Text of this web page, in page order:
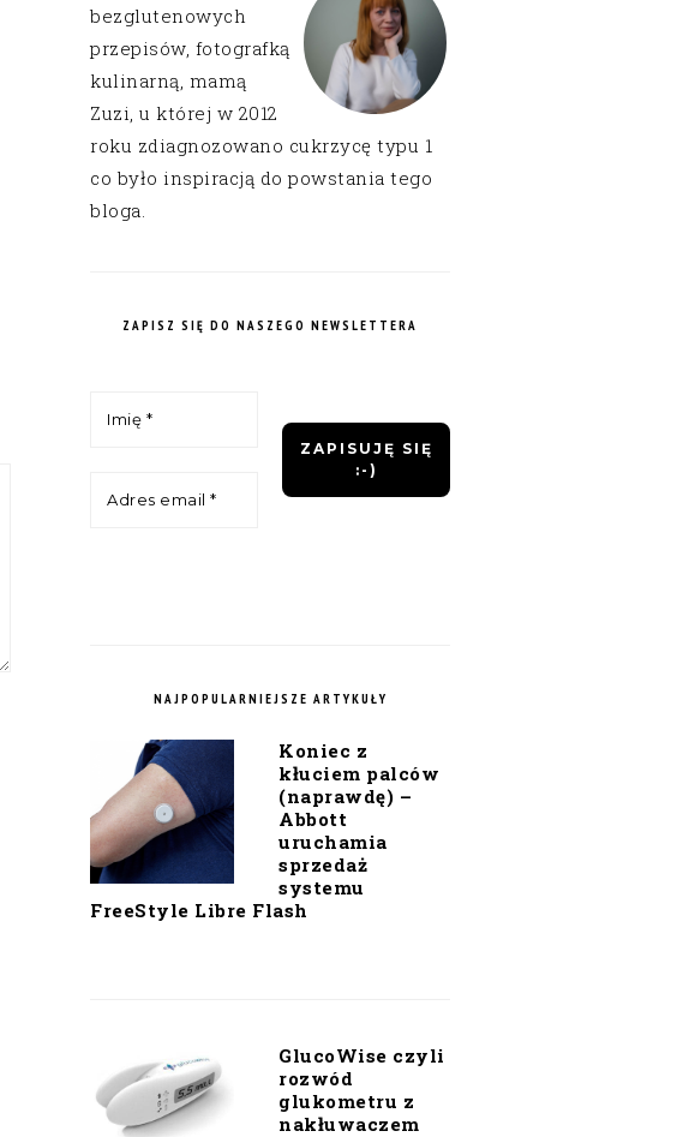
bezglutenowych
przepisów, fotografką
kulinarną, mamą
Zuzi, u której w 2012
roku zdiagnozowano cukrzycę typu 1
co było inspiracją do powstania tego
bloga.
ZAPISZ SIĘ DO NASZEGO NEWSLETTERA
NAJPOPULARNIEJSZE ARTYKUŁY
Koniec z
kłuciem palców
(naprawdę) –
Abbott
uruchamia
sprzedaż
systemu
FreeStyle Libre Flash
GlucoWise czyli
rozwód
glukometru z
nakłuwaczem